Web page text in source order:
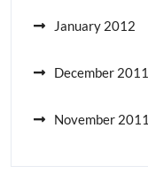
January 2012
December 2011
November 2011